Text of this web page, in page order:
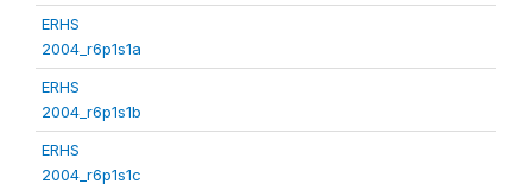
ERHS
2004_r6p1s1a
ERHS
2004_r6p1s1b
ERHS
2004_r6p1s1c